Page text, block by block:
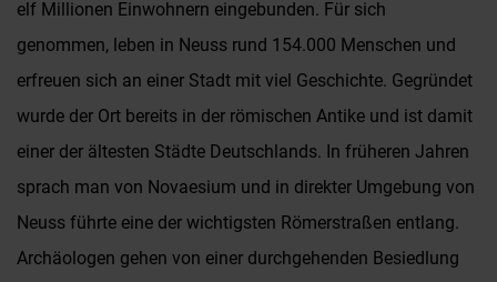
elf Millionen Einwohnern eingebunden. Für sich
genommen, leben in Neuss rund 154.000 Menschen und
erfreuen sich an einer Stadt mit viel Geschichte. Gegründet
wurde der Ort bereits in der römischen Antike und ist damit
einer der ältesten Städte Deutschlands. In früheren Jahren
sprach man von Novaesium und in direkter Umgebung von
Neuss führte eine der wichtigsten Römerstraßen entlang.
Archäologen gehen von einer durchgehenden Besiedlung